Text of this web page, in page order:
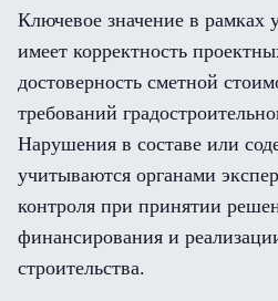
Ключевое значение в рамках
имеет корректность
достоверность сметной
требований
Нарушения в составе или
учитываются органами
контроля при принятии
финансирования и
строительства.